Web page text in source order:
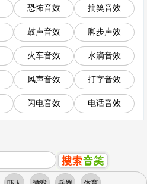
恐怖音效 搞笑音效
鼓声音效 脚步声效
火车音效 水滴音效
风声音效 打字音效
闪电音效 电话音效